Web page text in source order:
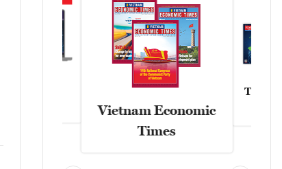
Vietnam Economic
Times
Tạp